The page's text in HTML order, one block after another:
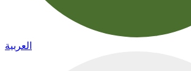
العربية